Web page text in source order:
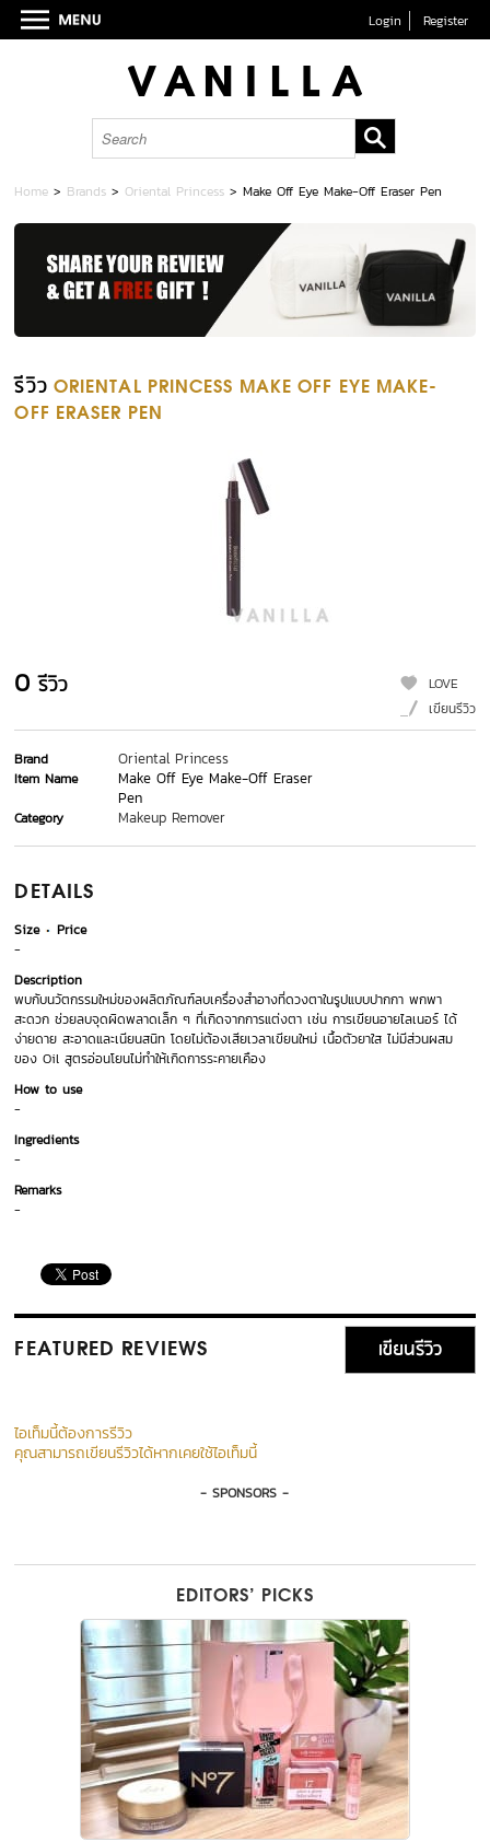
Login Register
Home > Brands > Oriental Princess >Make Off Eye Make-Off Eraser Pen
รีวิว ORIENTAL PRINCESS MAKE OFF EYE MAKE-
OFF ERASER PEN
0 รีวิว
LOVE
เขียนรีวิว
Brand Oriental Princess
Item Name
Make Off Eye Make-Off Eraser
Pen
Category Makeup Remover
DETAILS
Size
Price
-
Description
พบกับนวัตกรรมใหม่ของผลิตภัณฑ์ลบเครื่องสำอางที่ดวงตาในรูปแบบปากกา พกพา
สะดวก ช่วยลบจุดผิดพลาดเล็ก ๆ ที่เกิดจากการแต่งตา เช่น การเขียนอายไลเนอร์ ได้
ง่ายดาย สะอาดและเนียนสนิท โดยไม่ต้องเสียเวลาเขียนใหม่ เนื้อตัวยาใส ไม่มีส่วนผสม
ของ Oil สูตรอ่อนโยนไม่ทำให้เกิดการระคายเคือง
How to use
-
Ingredients
-
Remarks
-
FEATURED REVIEWS เขียนรีวิว
ไอเท็มนี้ต้องการรีวิว
คุณสามารถเขียนรีวิวได้หากเคยใช้ไอเท็มนี้
- SPONSORS -
EDITORS’ PICKS